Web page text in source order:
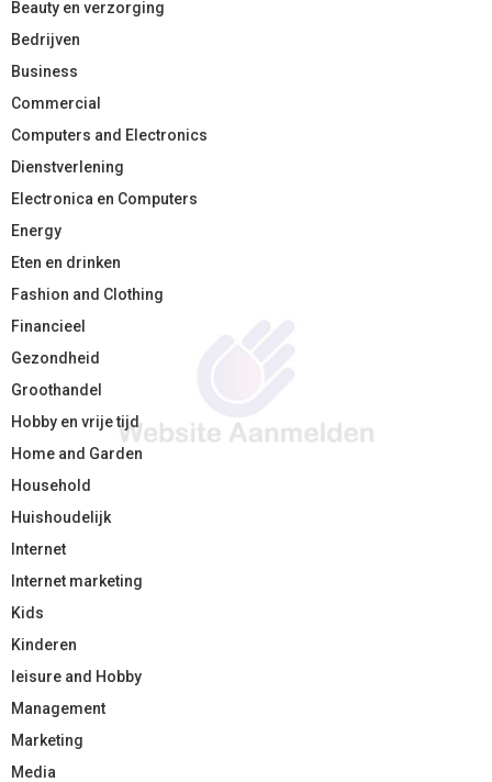
Beauty en verzorging
Bedrijven
Business
Commercial
Computers and Electronics
Dienstverlening
Electronica en Computers
Energy
Eten en drinken
Fashion and Clothing
Financieel
Gezondheid
Groothandel
Hobby en vrije tijd
Home and Garden
Household
Huishoudelijk
Internet
Internet marketing
Kids
Kinderen
leisure and Hobby
Management
Marketing
Media